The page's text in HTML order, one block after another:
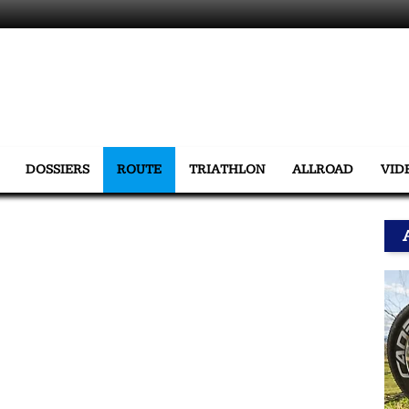
DOSSIERS ROUTE TRIATHLON ALLROAD